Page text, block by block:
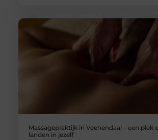
Massagepraktijk in Veenendaal – een plek
landen in jezelf